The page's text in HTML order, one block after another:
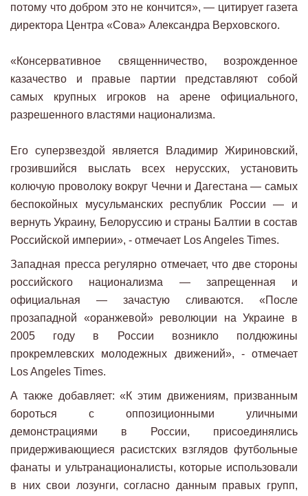
потому что добром это не кончится», — цитирует газета
директора Центра «Сова» Александра Верховского.
«Консервативное священничество, возрожденное
казачество и правые партии представляют собой
самых крупных игроков на арене официального,
разрешенного властями национализма.
Его суперзвездой является Владимир Жириновский,
грозившийся выслать всех нерусских, установить
колючую проволоку вокруг Чечни и Дагестана — самых
беспокойных мусульманских республик России — и
вернуть Украину, Белоруссию и страны Балтии в состав
Российской империи», - отмечает Los Angeles Times.
Западная пресса регулярно отмечает, что две стороны
российского национализма — запрещенная и
официальная — зачастую сливаются. «После
прозападной «оранжевой» революции на Украине в
2005 году в России возникло полдюжины
прокремлевских молодежных движений», - отмечает
Los Angeles Times.
А также добавляет: «К этим движениям, призванным
бороться с оппозиционными уличными
демонстрациями в России, присоединялись
придерживающиеся расистских взглядов футбольные
фанаты и ультранационалисты, которые использовали
в них свои лозунги, согласно данным правых групп,